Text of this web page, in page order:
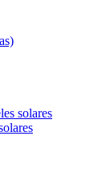
solares